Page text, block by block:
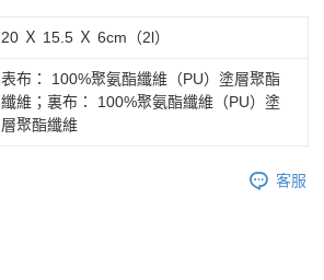
20 Ｘ 15.5 Ｘ 6cm（2l）
表布： 100%聚氨酯纖維（PU）塗層聚酯
纖維；裏布： 100%聚氨酯纖維（PU）塗
層聚酯纖維
客服